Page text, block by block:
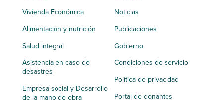
Vivienda Económica
Alimentación y nutrición
Salud integral
Asistencia en caso de
desastres
Empresa social y Desarrollo
de la mano de obra
Noticias
Publicaciones
Gobierno
Condiciones de servicio
Política de privacidad
Portal de donantes